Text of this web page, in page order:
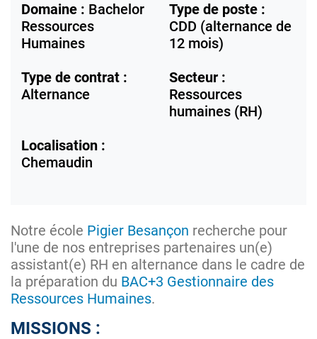
Domaine : Bachelor
Ressources
Humaines
Type de poste :
CDD (alternance de
12 mois)
Type de contrat :
Alternance
Secteur :
Ressources
humaines (RH)
Localisation :
Chemaudin
Notre école Pigier Besançon recherche pour
l'une de nos entreprises partenaires un(e)
assistant(e) RH en alternance dans le cadre de
la préparation du BAC+3 Gestionnaire des
Ressources Humaines.
MISSIONS :